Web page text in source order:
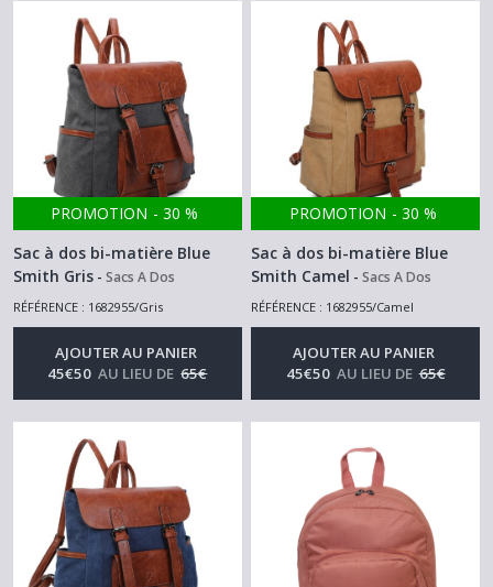
PROMOTION - 30 %
Sac à dos bi-matière Blue
Smith Gris - Sacs A Dos
RÉFÉRENCE : 1682955/Gris
AJOUTER AU PANIER
45€50 AU LIEU DE 65€
PROMOTION - 30 %
Sac à dos bi-matière Blue
Smith Camel -Sacs A Dos
RÉFÉRENCE : 1682955/Camel
AJOUTER AU PANIER
45€50 AU LIEU DE 65€